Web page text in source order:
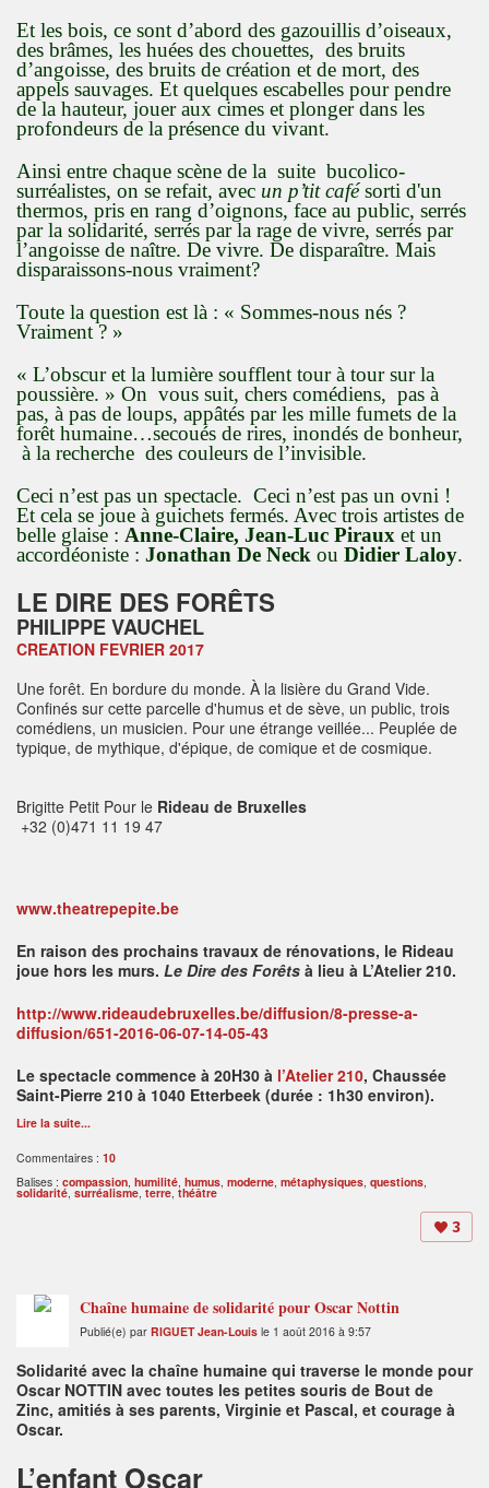
Et les bois, ce sont d’abord des gazouillis d’oiseaux,
des brâmes, les huées des chouettes, des bruits
d’angoisse, des bruits de création et de mort, des
appels sauvages. Et quelques escabelles pour pendre
de la hauteur, jouer aux cimes et plonger dans les
profondeurs de la présence du vivant.
Ainsi entre chaque scène de la suite bucolico-
surréalistes, on se refait, avec un p’tit cafésorti d'un
thermos, pris en rang d’oignons, face au public, serrés
par la solidarité, serrés par la rage de vivre, serrés par
l’angoisse de naître. De vivre. De disparaître. Mais
disparaissons-nous vraiment?
Toute la question est là : « Sommes-nous nés ?
Vraiment ? »
« L’obscur et la lumière soufflent tour à tour sur la
poussière. » On vous suit, chers comédiens, pas à
pas, à pas de loups, appâtés par les mille fumets de la
forêt humaine…secoués de rires, inondés de bonheur,
à la recherche des couleurs de l’invisible.
Ceci n’est pas un spectacle. Ceci n’est pas un ovni !
Et cela se joue à guichets fermés. Avec trois artistes de
belle glaise : Anne-Claire, Jean-Luc Piraux et un
accordéoniste : Jonathan De Neck ou Didier Laloy.
LE DIRE DES FORÊTS
PHILIPPE VAUCHEL
CREATION FEVRIER 2017
Une forêt. En bordure du monde. À la lisière du Grand Vide.
Confinés sur cette parcelle d'humus et de sève, un public, trois
comédiens, un musicien. Pour une étrange veillée... Peuplée de
typique, de mythique, d'épique, de comique et de cosmique.
Brigitte Petit Pour le Rideau de Bruxelles
+32 (0)471 11 19 47
www.theatrepepite.be
En raison des prochains travaux de rénovations, le Rideau
joue hors les murs. Le Dire des Forêts à lieu à L’Atelier 210.
http://www.rideaudebruxelles.be/diffusion/8-presse-a-
diffusion/651-2016-06-07-14-05-43
Le spectacle commence à 20H30 à l’Atelier 210, Chaussée
Saint-Pierre 210 à 1040 Etterbeek (durée : 1h30 environ).
Lire la suite...
Commentaires : 10
Balises : compassion humilité humus moderne métaphysiques questions
solidarité,surréalisme,terre,théâtre
3
Chaîne humaine de solidarité pour Oscar Nottin
Publié(e) par RIGUET Jean-Louis le 1 août 2016 à 9:57
Solidarité avec la chaîne humaine qui traverse le monde pour
Oscar NOTTIN avec toutes les petites souris de Bout de
Zinc, amitiés à ses parents, Virginie et Pascal, et courage à
Oscar.
L’enfant Oscar